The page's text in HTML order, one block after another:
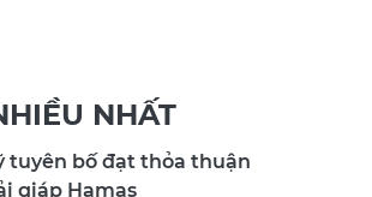
NHẤT
tuyên bố đạt thỏa thuận